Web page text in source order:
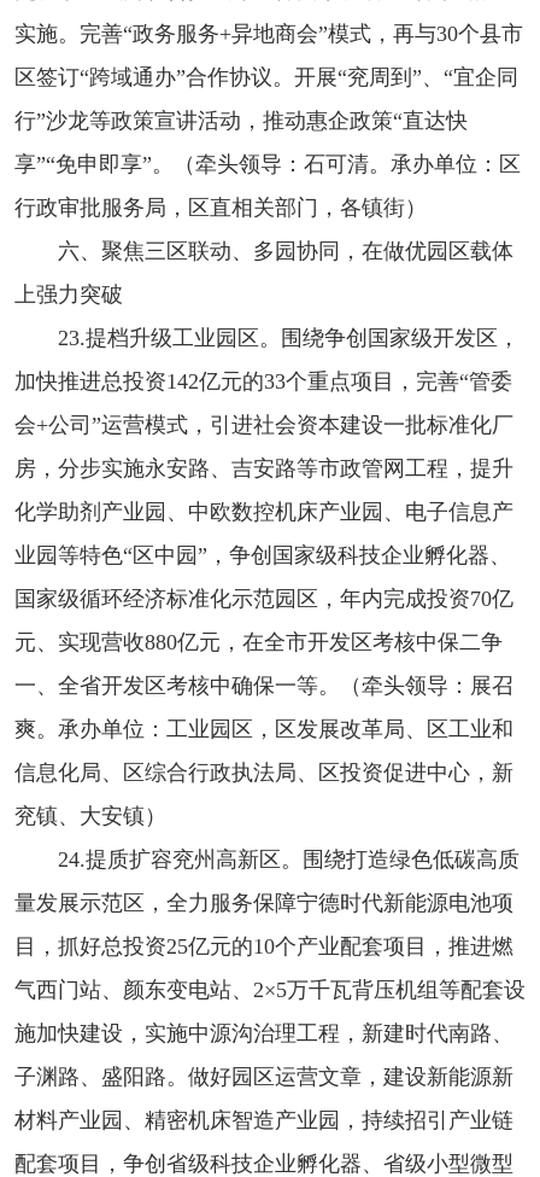
实施。完善“政务服务+异地商会”模式，再与30个县市
区签订“跨域通办”合作协议。开展“兖周到”、“宜企同
行”沙龙等政策宣讲活动，推动惠企政策“直达快
享”“免申即享”。（牵头领导：石可清。承办单位：区
行政审批服务局，区直相关部门，各镇街）
六、聚焦三区联动、多园协同，在做优园区载体
上强力突破
23.提档升级工业园区。围绕争创国家级开发区，
加快推进总投资142亿元的33个重点项目，完善“管委
会+公司”运营模式，引进社会资本建设一批标准化厂
房，分步实施永安路、吉安路等市政管网工程，提升
化学助剂产业园、中欧数控机床产业园、电子信息产
业园等特色“区中园”，争创国家级科技企业孵化器、
国家级循环经济标准化示范园区，年内完成投资70亿
元、实现营收880亿元，在全市开发区考核中保二争
一、全省开发区考核中确保一等。（牵头领导：展召
爽。承办单位：工业园区，区发展改革局、区工业和
信息化局、区综合行政执法局、区投资促进中心，新
兖镇、大安镇）
24.提质扩容兖州高新区。围绕打造绿色低碳高质
量发展示范区，全力服务保障宁德时代新能源电池项
目，抓好总投资25亿元的10个产业配套项目，推进燃
气西门站、颜东变电站、2×5万千瓦背压机组等配套设
施加快建设，实施中源沟治理工程，新建时代南路、
子渊路、盛阳路。做好园区运营文章，建设新能源新
材料产业园、精密机床智造产业园，持续招引产业链
配套项目，争创省级科技企业孵化器、省级小型微型